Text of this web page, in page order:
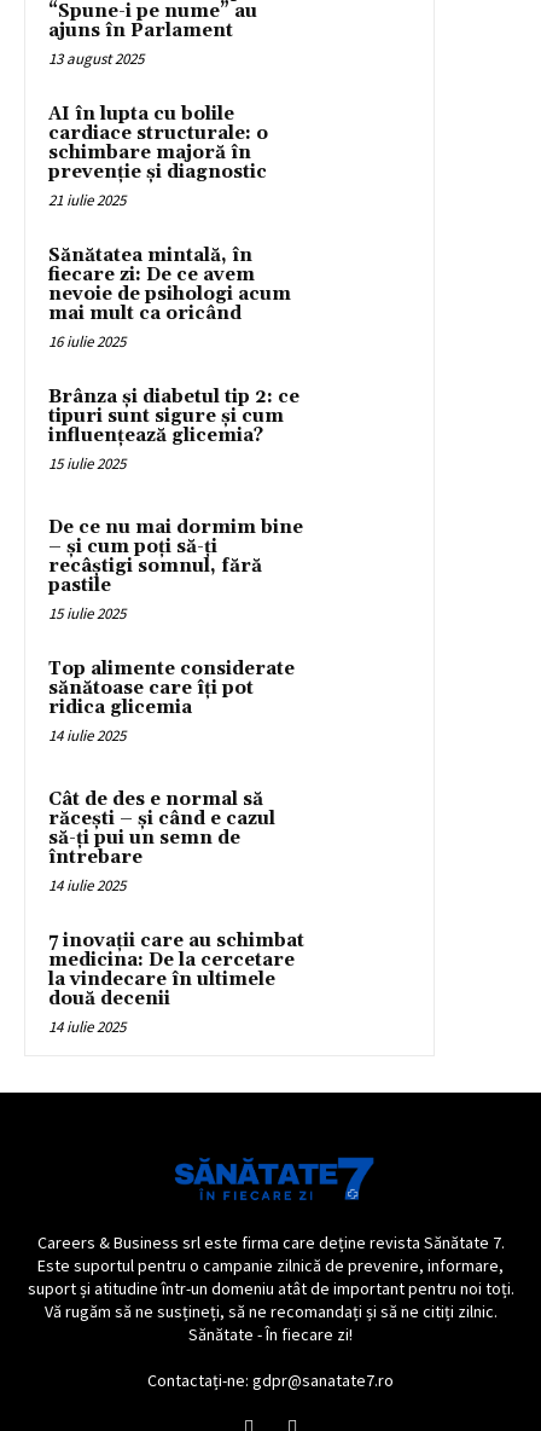
“Spune-i pe nume” au
ajuns în Parlament
13 august 2025
AI în lupta cu bolile
cardiace structurale: o
schimbare majoră în
prevenție și diagnostic
21 iulie 2025
Sănătatea mintală, în
fiecare zi: De ce avem
nevoie de psihologi acum
mai mult ca oricând
16 iulie 2025
Brânza și diabetul tip 2: ce
tipuri sunt sigure și cum
influențează glicemia?
15 iulie 2025
De ce nu mai dormim bine
– și cum poți să-ți
recâștigi somnul, fără
pastile
15 iulie 2025
Top alimente considerate
sănătoase care îți pot
ridica glicemia
14 iulie 2025
Cât de des e normal să
răcești – și când e cazul
să-ți pui un semn de
întrebare
14 iulie 2025
7 inovații care au schimbat
medicina: De la cercetare
la vindecare în ultimele
două decenii
14 iulie 2025
Careers & Business srl este firma care deține revista Sănătate 7.
Este suportul pentru o campanie zilnică de prevenire, informare,
suport și atitudine într-un domeniu atât de important pentru noi toți.
Vă rugăm să ne susțineți, să ne recomandați și să ne citiți zilnic.
Sănătate - În fiecare zi!
Contactați-ne: gdpr@sanatate7.ro